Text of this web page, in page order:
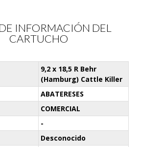
INFORMACIÓN DEL
CARTUCHO
9,2 x 18,5 R Behr
(Hamburg) Cattle Killer
ABATERESES
COMERCIAL
-
Desconocido